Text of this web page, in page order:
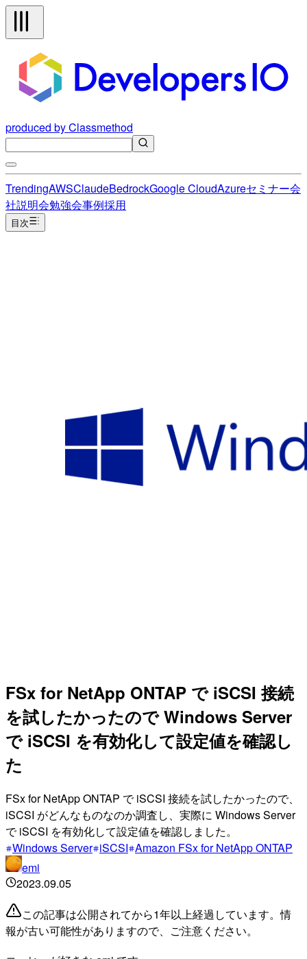
produced by Classmethod
TrendingAWSClaudeBedrockGoogle CloudAzureセミナー会
社説明会勉強会事例採用
目次
FSx for NetApp ONTAP で iSCSI 接続
を試したかったので Windows Server
で iSCSI を有効化して設定値を確認し
た
FSx for NetApp ONTAP で iSCSI 接続を試したかったので、
iSCSI がどんなものなのか調査し、実際に Windows Server
で iSCSI を有効化して設定値を確認しました。
Windows Server iSCSI Amazon FSx for NetApp ONTAP
emi
2023.09.05
この記事は公開されてから1年以上経過しています。情
報が古い可能性がありますので、ご注意ください。